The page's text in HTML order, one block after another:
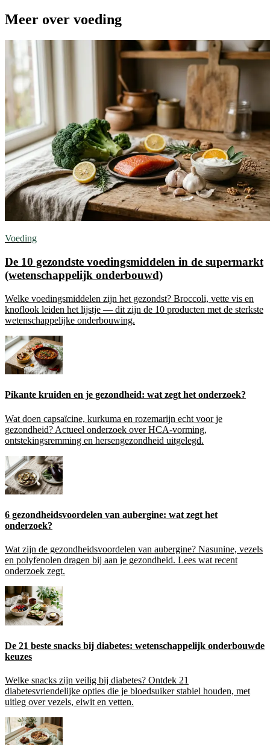
Meer over voeding
Voeding
De 10 gezondste voedingsmiddelen in de supermarkt
(wetenschappelijk onderbouwd)
Welke voedingsmiddelen zijn het gezondst? Broccoli, vette vis en
knoflook leiden het lijstje — dit zijn de 10 producten met de sterkste
wetenschappelijke onderbouwing.
Pikante kruiden en je gezondheid: wat zegt het onderzoek?
Wat doen capsaïcine, kurkuma en rozemarijn echt voor je
gezondheid? Actueel onderzoek over HCA-vorming,
ontstekingsremming en hersengezondheid uitgelegd.
6 gezondheidsvoordelen van aubergine: wat zegt het
onderzoek?
Wat zijn de gezondheidsvoordelen van aubergine? Nasunine, vezels
en polyfenolen dragen bij aan je gezondheid. Lees wat recent
onderzoek zegt.
De 21 beste snacks bij diabetes: wetenschappelijk onderbouwde
keuzes
Welke snacks zijn veilig bij diabetes? Ontdek 21
diabetesvriendelijke opties die je bloedsuiker stabiel houden, met
uitleg over vezels, eiwit en vetten.